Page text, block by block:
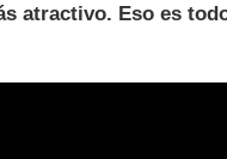
atractivo. Eso es